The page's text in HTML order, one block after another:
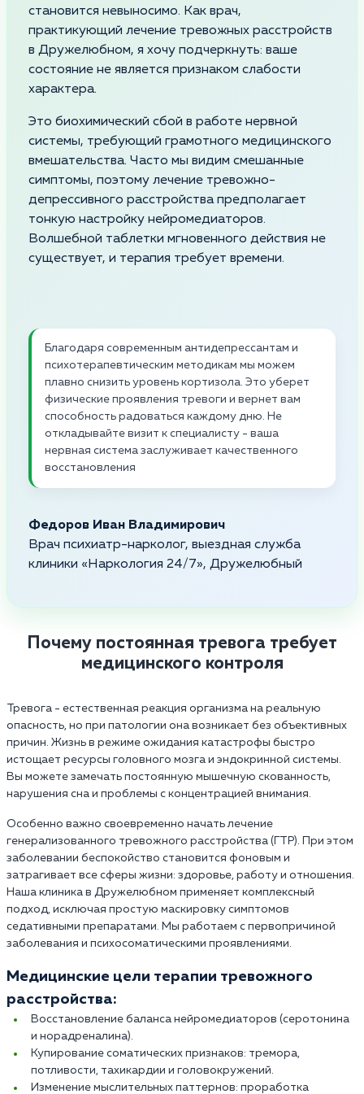
становится невыносимо. Как врач,
практикующий лечение тревожных расстройств
в Дружелюбном, я хочу подчеркнуть: ваше
состояние не является признаком слабости
характера.
Это биохимический сбой в работе нервной
системы, требующий грамотного медицинского
вмешательства. Часто мы видим смешанные
симптомы, поэтому лечение тревожно-
депрессивного расстройства предполагает
тонкую настройку нейромедиаторов.
Волшебной таблетки мгновенного действия не
существует, и терапия требует времени.
Благодаря современным антидепрессантам и
психотерапевтическим методикам мы можем
плавно снизить уровень кортизола. Это уберет
физические проявления тревоги и вернет вам
способность радоваться каждому дню. Не
откладывайте визит к специалисту - ваша
нервная система заслуживает качественного
восстановления
Федоров Иван Владимирович
Врач психиатр-нарколог, выездная служба
клиники «Наркология 24/7», Дружелюбный
Почему постоянная тревога требует
медицинского контроля
Тревога - естественная реакция организма на реальную
опасность, но при патологии она возникает без объективных
причин. Жизнь в режиме ожидания катастрофы быстро
истощает ресурсы головного мозга и эндокринной системы.
Вы можете замечать постоянную мышечную скованность,
нарушения сна и проблемы с концентрацией внимания.
Особенно важно своевременно начать лечение
генерализованного тревожного расстройства (ГТР). При этом
заболевании беспокойство становится фоновым и
затрагивает все сферы жизни: здоровье, работу и отношения.
Наша клиника в Дружелюбном применяет комплексный
подход, исключая простую маскировку симптомов
седативными препаратами. Мы работаем с первопричиной
заболевания и психосоматическими проявлениями.
Медицинские цели терапии тревожного
расстройства:
Восстановление баланса нейромедиаторов (серотонина
и норадреналина).
Купирование соматических признаков: тремора,
потливости, тахикардии и головокружений.
Изменение мыслительных паттернов: проработка